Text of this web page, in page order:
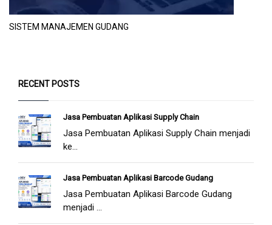
SISTEM MANAJEMEN GUDANG
RECENT POSTS
Jasa Pembuatan Aplikasi Supply Chain
Jasa Pembuatan Aplikasi Supply Chain menjadi
ke...
Jasa Pembuatan Aplikasi Barcode Gudang
Jasa Pembuatan Aplikasi Barcode Gudang
menjadi ...